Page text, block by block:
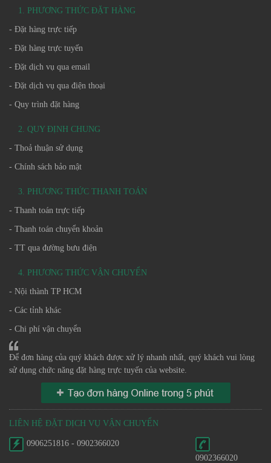
1. PHƯƠNG THỨC ĐẶT HÀNG
- Đặt hàng trực tiếp
- Đặt hàng trực tuyến
- Đặt dịch vụ qua email
- Đặt dịch vụ qua điện thoại
- Quy trình đặt hàng
2. QUY ĐỊNH CHUNG
- Thoả thuận sử dụng
- Chính sách bảo mật
3. PHƯƠNG THỨC THANH TOÁN
- Thanh toán trực tiếp
- Thanh toán chuyển khoản
- TT qua đường bưu điện
4. PHƯƠNG THỨC VẬN CHUYỂN
- Nội thành TP HCM
- Các tỉnh khác
- Chi phí vận chuyển
Để đơn hàng của quý khách được xử lý nhanh nhất, quý khách vui lòng
sử dụng chức năng đặt hàng trực tuyến của website.
LIÊN HỆ ĐẶT DỊCH VỤ VẬN CHUYỂN
0906251816 - 0902366020
0902366020